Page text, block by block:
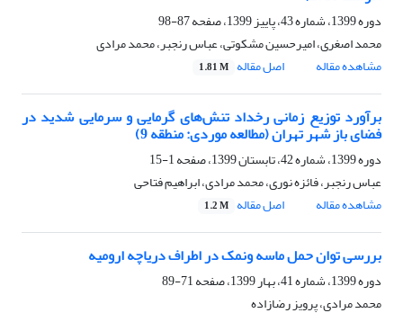
دوره 1399، شماره 43، پاییز 1399، صفحه
87-98
محمد اصغری، امیرحسین مشکوتی، عباس رنجبر، محمد مرادی
مشاهده مقاله
اصل مقاله 1.81 M
برآورد توزیع زمانی رخداد تنش‌های گرمایی و سرمایی شدید در
فضای باز شهر تهران (مطالعه موردی: منطقه 9)
دوره 1399، شماره 42، تابستان 1399، صفحه
1-15
عباس رنجبر، فائزه نوری، محمد مرادی، ابراهیم فتاحی
مشاهده مقاله
اصل مقاله 1.2 M
بررسی توان حمل ماسه ونمک در اطراف دریاچه ارومیه
دوره 1399، شماره 41، بهار 1399، صفحه
71-89
محمد مرادی، پرویز رضازاده